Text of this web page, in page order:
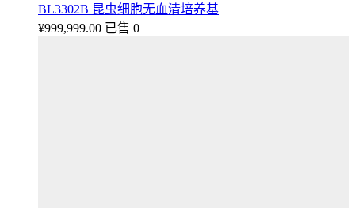
BL3302B 昆虫细胞无血清培养基
¥999,999.00 已售 0